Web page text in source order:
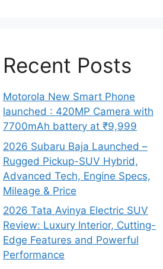
Recent Posts
Motorola New Smart Phone
launched : 420MP Camera with
7700mAh battery at ₹9,999
2026 Subaru Baja Launched –
Rugged Pickup-SUV Hybrid,
Advanced Tech, Engine Specs,
Mileage & Price
2026 Tata Avinya Electric SUV
Review: Luxury Interior, Cutting-
Edge Features and Powerful
Performance